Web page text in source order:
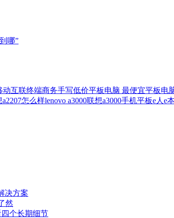
哪”
动互联终端商务手写低价平板电脑 最便宜平板电
a2207怎么样lenovo a3000联想a3000手机平板e人e
决方案
然
个长期细节